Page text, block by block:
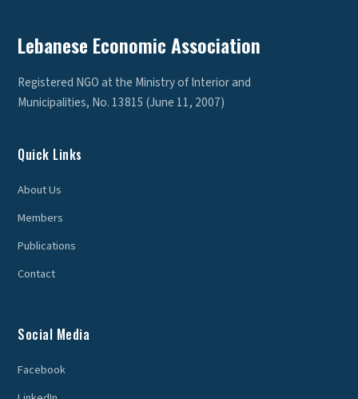
Lebanese Economic Association
Registered NGO at the Ministry of Interior and
Municipalities, No. 13815 (June 11, 2007)
Quick Links
About Us
Members
Publications
Contact
Social Media
Facebook